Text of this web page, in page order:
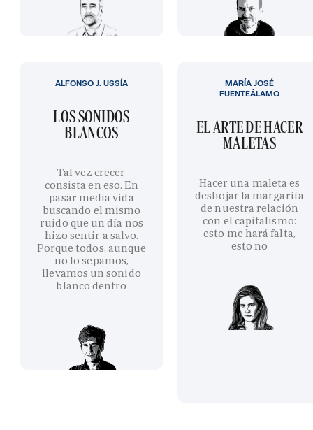
LOS SONIDOS
BLANCOS
Tal vez crecer
consista en eso. En
pasar media vida
buscando el mismo
ruido que un día nos
hizo sentir a salvo.
Porque todos, aunque
no lo sepamos,
llevamos un sonido
blanco dentro
ALFONSO J. USSÍA
EL ARTE DE HACER
MALETAS
Hacer una maleta es
deshojar la margarita
de nuestra relación
con el capitalismo:
esto me hará falta,
esto no
MARÍA JOSÉ
FUENTEÁLAMO